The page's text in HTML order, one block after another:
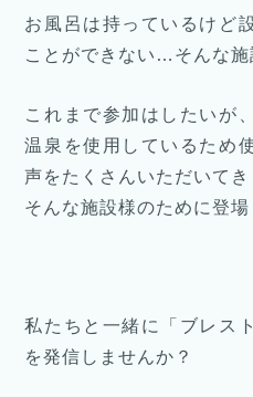
お風呂は持っているけど
ことができない…そんな施
これまで参加はしたいが
温泉を使用しているため
声をたくさんいただいてき
そんな施設様のために登場
私たちと一緒に「ブレス
を発信しませんか？